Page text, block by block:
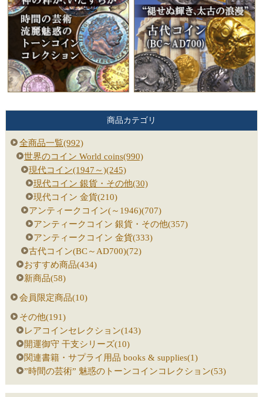
商品カテゴリ
全商品一覧(992)
世界のコイン World coins(990)
現代コイン(1947～)(245)
現代コイン 銀貨・その他(30)
現代コイン 金貨(210)
アンティークコイン(～1946)(707)
アンティークコイン 銀貨・その他(357)
アンティークコイン 金貨(333)
古代コイン(BC～AD700)(72)
おすすめ商品(434)
新商品(58)
会員限定商品(10)
その他(191)
レアコインセレクション(143)
開運御守 干支シリーズ(10)
関連書籍・サプライ用品 books & supplies(1)
”時間の芸術” 魅惑のトーンコインコレクション(53)